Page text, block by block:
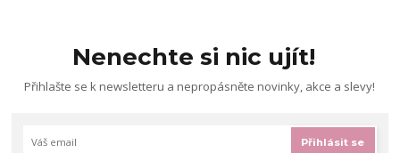
Nenechte si nic ujít!
Přihlašte se k newsletteru a nepropásněte novinky, akce a slevy!
Přihlásit se